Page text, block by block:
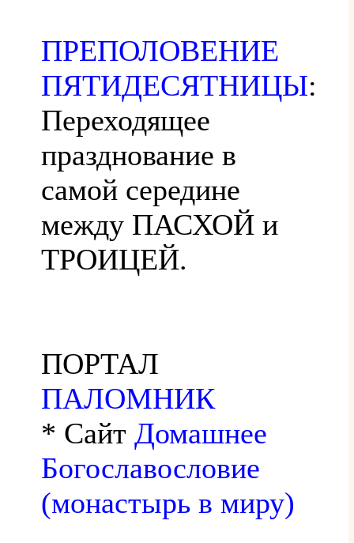
ПРЕПОЛОВЕНИЕ
ПЯТИДЕСЯТНИЦЫ:
Переходящее
празднование в
самой середине
между ПАСХОЙ и
ТРОИЦЕЙ.
ПОРТАЛ
ПАЛОМНИК
* Сайт Домашнее
Богославословие
(монастырь в миру)